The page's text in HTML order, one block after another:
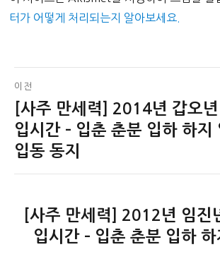
터가 어떻게 처리되는지 알아보세요.
글
탐
색
이전
이
전
글:
[사주 만세력] 2014년 갑오
입시간 – 입춘 춘분 입하 하지
입동 동지
[사주 만세력] 2012년 임진
입시간 – 입춘 춘분 입하